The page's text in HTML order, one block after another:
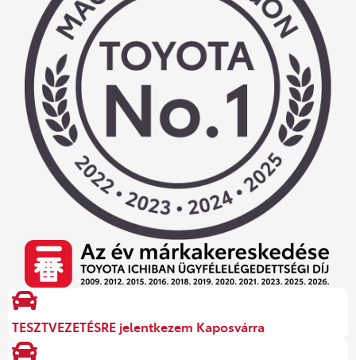
TESZTVEZETÉSRE jelentkezem Kaposvárra